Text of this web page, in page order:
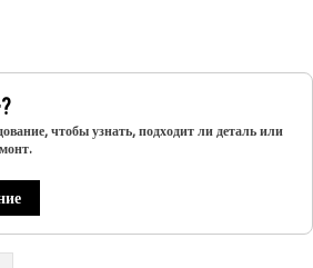
чтобы узнать, подходит ли деталь или